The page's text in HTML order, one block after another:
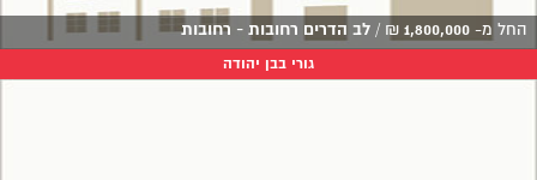
החל מ- 1,800,000
₪
/ לב הדרים רחובות - רחובות
גורי בבן יהודה